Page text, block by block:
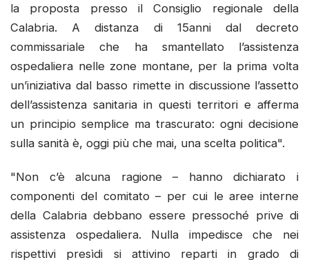
la proposta presso il Consiglio regionale della
Calabria. A distanza di 15anni dal decreto
commissariale che ha smantellato l’assistenza
ospedaliera nelle zone montane, per la prima volta
un’iniziativa dal basso rimette in discussione l’assetto
dell’assistenza sanitaria in questi territori e afferma
un principio semplice ma trascurato: ogni decisione
sulla sanità è, oggi più che mai, una scelta politica".
"Non c’è alcuna ragione – hanno dichiarato i
componenti del comitato – per cui le aree interne
della Calabria debbano essere pressoché prive di
assistenza ospedaliera. Nulla impedisce che nei
rispettivi presìdi si attivino reparti in grado di